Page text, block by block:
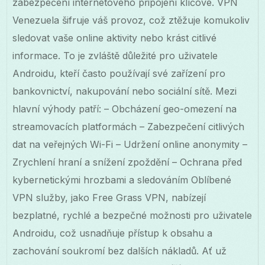
Venezuela šifruje váš provoz, což ztěžuje komukoliv
sledovat vaše online aktivity nebo krást citlivé
informace. To je zvláště důležité pro uživatele
Androidu, kteří často používají své zařízení pro
bankovnictví, nakupování nebo sociální sítě. Mezi
hlavní výhody patří: – Obcházení geo-omezení na
streamovacích platformách – Zabezpečení citlivých
dat na veřejných Wi-Fi – Udržení online anonymity –
Zrychlení hraní a snížení zpoždění – Ochrana před
kybernetickými hrozbami a sledováním Oblíbené
VPN služby, jako Free Grass VPN, nabízejí
bezplatné, rychlé a bezpečné možnosti pro uživatele
Androidu, což usnadňuje přístup k obsahu a
zachování soukromí bez dalších nákladů. Ať už